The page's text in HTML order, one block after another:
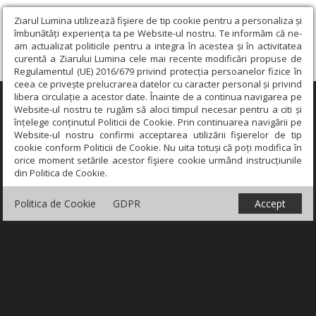
Ziarul Lumina utilizează fişiere de tip cookie pentru a personaliza și
îmbunătăți experiența ta pe Website-ul nostru. Te informăm că ne-
am actualizat politicile pentru a integra în acestea și în activitatea
curentă a Ziarului Lumina cele mai recente modificări propuse de
Regulamentul (UE) 2016/679 privind protecția persoanelor fizice în
ceea ce privește prelucrarea datelor cu caracter personal și privind
libera circulație a acestor date. Înainte de a continua navigarea pe
Website-ul nostru te rugăm să aloci timpul necesar pentru a citi și
înțelege conținutul Politicii de Cookie. Prin continuarea navigării pe
Website-ul nostru confirmi acceptarea utilizării fişierelor de tip
cookie conform Politicii de Cookie. Nu uita totuși că poți modifica în
orice moment setările acestor fişiere cookie urmând instrucțiunile
din Politica de Cookie.
Politica de Cookie GDPR Accept
×